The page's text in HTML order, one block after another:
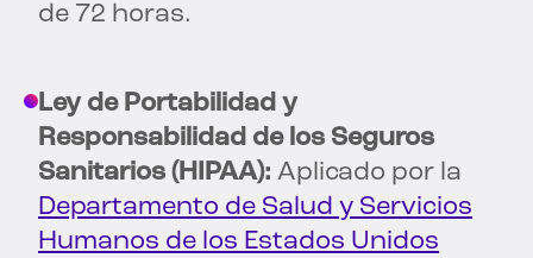
de 72 horas.
Ley de Portabilidad y
Responsabilidad de los Seguros
Sanitarios (HIPAA): Aplicado por la
Departamento de Salud y Servicios
Humanos de los Estados Unidos